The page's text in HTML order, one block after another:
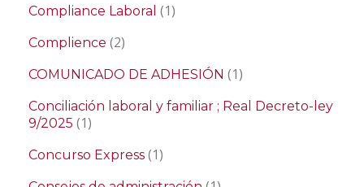
Compliance Laboral (1)
Complience (2)
COMUNICADO DE ADHESIÓN (1)
Conciliación laboral y familiar ; Real Decreto-ley
9/2025 (1)
Concurso Express (1)